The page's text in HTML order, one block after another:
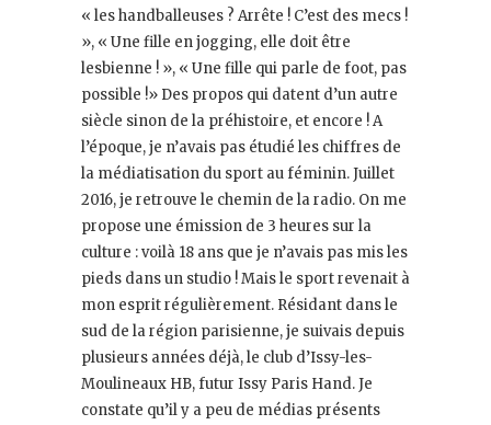
« les handballeuses ? Arrête ! C’est des mecs !
», « Une fille en jogging, elle doit être
lesbienne ! », « Une fille qui parle de foot, pas
possible !» Des propos qui datent d’un autre
siècle sinon de la préhistoire, et encore ! A
l’époque, je n’avais pas étudié les chiffres de
la médiatisation du sport au féminin. Juillet
2016, je retrouve le chemin de la radio. On me
propose une émission de 3 heures sur la
culture : voilà 18 ans que je n’avais pas mis les
pieds dans un studio ! Mais le sport revenait à
mon esprit régulièrement. Résidant dans le
sud de la région parisienne, je suivais depuis
plusieurs années déjà, le club d’Issy-les-
Moulineaux HB, futur Issy Paris Hand. Je
constate qu’il y a peu de médias présents